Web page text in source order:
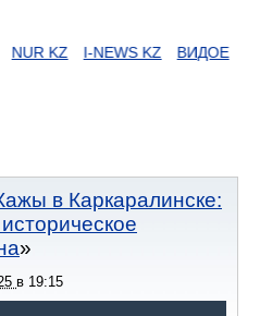
I-NEWS KZ ВИДОЕ ДУМАН
в Каркаралинске:
в 19:15